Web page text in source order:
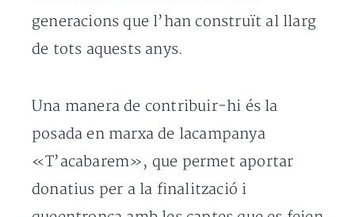
generacions que l’han construït al llarg
de tots aquests anys.
Una manera de contribuir-hi és la
posada en marxa de lacampanya
«T’acabarem», que permet aportar
donatius per a la finalització i